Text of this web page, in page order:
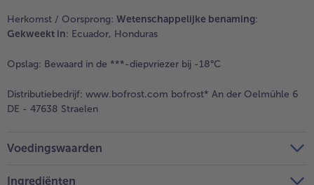
Herkomst / Oorsprong: Wetenschappelijke benaming:
Gekweekt in: Ecuador, Honduras
Opslag: Bewaard in de ***-diepvriezer bij -18°C
Distributiebedrijf: www.bofrost.com bofrost* An der Oelmühle 6
DE - 47638 Straelen
Voedingswaarden
Ingrediënten